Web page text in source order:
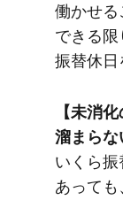
働かせる​
できる​
振替休日
【未消
溜まらな
いくら
あって